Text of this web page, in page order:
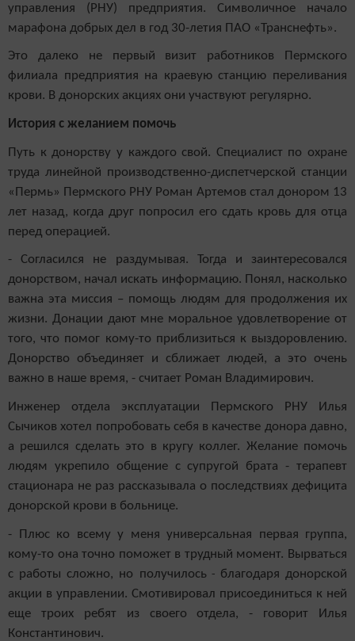
управления (РНУ) предприятия. Символичное начало
марафона добрых дел в год 30-летия ПАО «Транснефть».
Это далеко не первый визит работников Пермского
филиала предприятия на краевую станцию переливания
крови. В донорских акциях они участвуют регулярно.
История с желанием помочь
Путь к донорству у каждого свой. Специалист по охране
труда линейной производственно-диспетчерской станции
«Пермь» Пермского РНУ Роман Артемов стал донором 13
лет назад, когда друг попросил его сдать кровь для отца
перед операцией.
- Согласился не раздумывая. Тогда и заинтересовался
донорством, начал искать информацию. Понял, насколько
важна эта миссия – помощь людям для продолжения их
жизни. Донации дают мне моральное удовлетворение от
того, что помог кому-то приблизиться к выздоровлению.
Донорство объединяет и сближает людей, а это очень
важно в наше время, - считает Роман Владимирович.
Инженер отдела эксплуатации Пермского РНУ Илья
Сычиков хотел попробовать себя в качестве донора давно,
а решился сделать это в кругу коллег. Желание помочь
людям укрепило общение с супругой брата - терапевт
стационара не раз рассказывала о последствиях дефицита
донорской крови в больнице.
- Плюс ко всему у меня универсальная первая группа,
кому-то она точно поможет в трудный момент. Вырваться
с работы сложно, но получилось- благодаря донорской
акции в управлении. Смотивировал присоединиться к ней
еще троих ребят из своего отдела, - говорит Илья
Константинович.